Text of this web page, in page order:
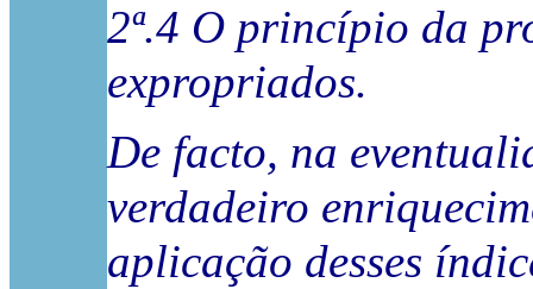
2ª.4 O princípio da
expropriados.
De facto, na
verdadeiro
aplicação desses